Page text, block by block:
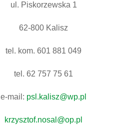
ul. Piskorzewska 1
62-800 Kalisz
tel. kom. 601 881 049
tel. 62 757 75 61
e-mail: psl.kalisz@wp.pl
krzysztof.nosal@op.pl